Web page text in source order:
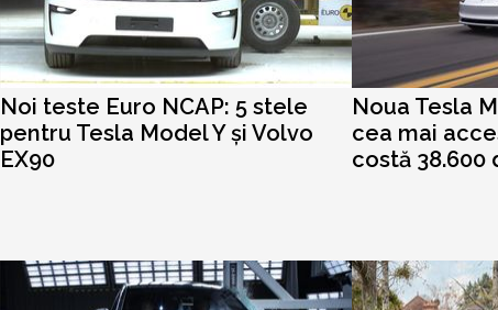
Noi teste Euro NCAP: 5 stele
pentru Tesla Model Y și Volvo
EX90
Noua Tesla
cea mai
costă 38.600